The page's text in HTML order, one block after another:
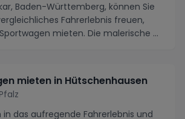
Baden-Württemberg, können Sie
Fahrerlebnis freuen,
mieten. Die malerische ...
mieten in Hütschenhausen
in das aufregende Fahrerlebnis und